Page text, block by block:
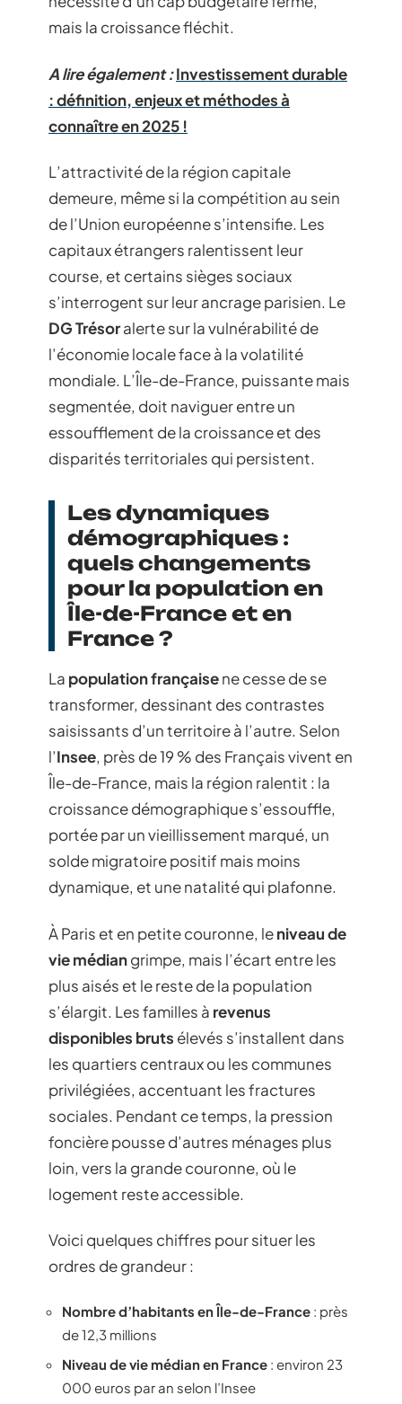
mais la croissance fléchit.
A lire également :Investissement durable
: définition, enjeux et méthodes à
connaître en 2025 !
L’attractivité de la région capitale
demeure, même si la compétition au sein
de l’Union européenne s’intensifie. Les
capitaux étrangers ralentissent leur
course, et certains sièges sociaux
s’interrogent sur leur ancrage parisien. Le
DG Trésoralerte sur la vulnérabilité de
l’économie locale face à la volatilité
mondiale. L’Île-de-France, puissante mais
segmentée, doit naviguer entre un
essoufflement de la croissance et des
disparités territoriales qui persistent.
Les dynamiques
démographiques :
quels changements
pour la population en
Île-de-France et en
France ?
La population françaisene cesse de se
transformer, dessinant des contrastes
saisissants d’un territoire à l’autre. Selon
l’Insee, près de 19 % des Français vivent en
Île-de-France, mais la région ralentit : la
croissance démographique s’essouffle,
portée par un vieillissement marqué, un
solde migratoire positif mais moins
dynamique, et une natalité qui plafonne.
À Paris et en petite couronne, leniveau de
vie médiangrimpe, mais l’écart entre les
plus aisés et le reste de la population
s’élargit. Les familles à revenus
disponibles bruts élevés s’installent dans
les quartiers centraux ou les communes
privilégiées, accentuant les fractures
sociales. Pendant ce temps, la pression
foncière pousse d’autres ménages plus
loin, vers la grande couronne, où le
logement reste accessible.
Voici quelques chiffres pour situer les
ordres de grandeur :
Nombre d’habitants en Île-de-France : près
de 12,3 millions
Niveau de vie médian en France : environ 23
000 euros par an selon l’Insee